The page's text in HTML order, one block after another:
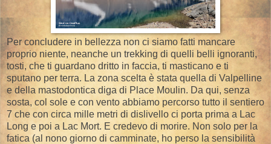
Per concludere in bellezza non ci siamo fatti mancare
proprio niente, neanche un trekking di quelli belli ignoranti,
tosti, che ti guardano dritto in faccia, ti masticano e ti
sputano per terra. La zona scelta è stata quella di Valpelline
e della mastodontica diga di Place Moulin. Da qui, senza
sosta, col sole e con vento abbiamo percorso tutto il sentiero
7 che con circa mille metri di dislivello ci porta prima a Lac
Long e poi a Lac Mort. E credevo di morire. Non solo per la
fatica (al nono giorno di camminate, ho perso la sensibilità